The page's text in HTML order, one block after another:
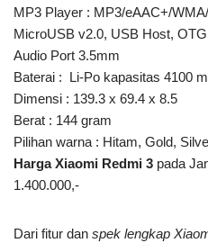
MP3 Player : MP3/eAAC+/
MicroUSB v2.0, USB Host,
Audio Port 3.5mm
Baterai : Li-Po kapasitas 4100
Dimensi : 139.3 x 69.4 x 8.5
Berat : 144 gram
Pilihan warna : Hitam, Gold,
Harga Xiaomi Redmi 3 pada
1.400.000,-
Dari fitur dan spek lengkap